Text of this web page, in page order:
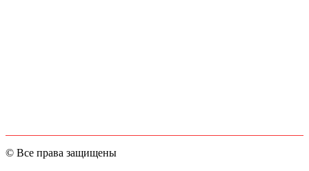
© Все права защищены